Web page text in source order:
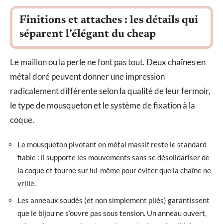
Finitions et attaches : les détails qui
séparent l’élégant du cheap
Le maillon ou la perle ne font pas tout. Deux chaînes en
métal doré peuvent donner une impression
radicalement différente selon la qualité de leur fermoir,
le type de mousqueton et le système de fixation à la
coque.
Le mousqueton pivotant en métal massif reste le standard
fiable : il supporte les mouvements sans se désolidariser de
la coque et tourne sur lui-même pour éviter que la chaîne ne
vrille.
Les anneaux soudés (et non simplement pliés) garantissent
que le bijou ne s’ouvre pas sous tension. Un anneau ouvert,